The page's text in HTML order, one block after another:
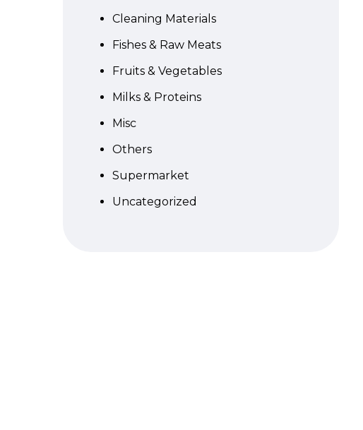
Cleaning Materials
Fishes & Raw Meats
Fruits & Vegetables
Milks & Proteins
Misc
Others
Supermarket
Uncategorized